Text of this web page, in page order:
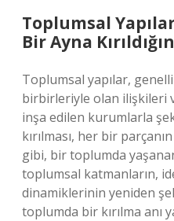
Toplumsal
Bir Ayna
Toplumsal yapılar,
birbirleriyle olan ilişkileri
inşa edilen kurumlarla
kırılması, her bir
gibi, bir toplumda
toplumsal katmanların,
dinamiklerinin yeniden
toplumda bir kırılma anı